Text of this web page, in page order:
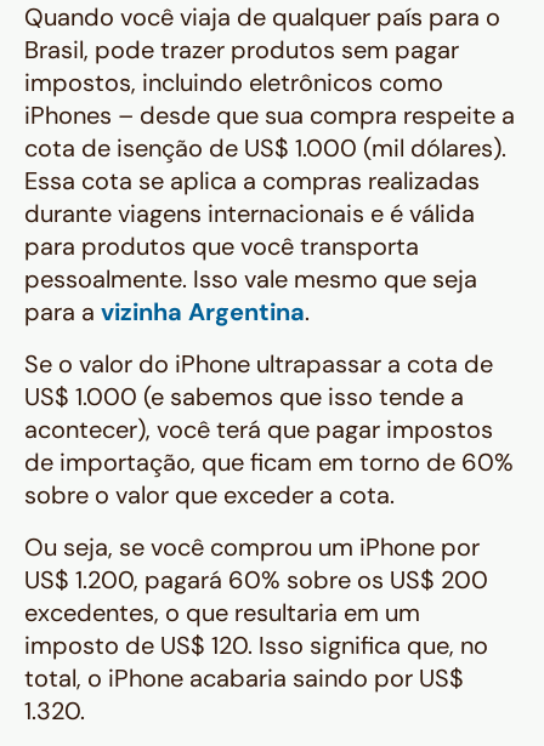
Quando você viaja de qualquer país para o
Brasil, pode trazer produtos sem pagar
impostos, incluindo eletrônicos como
iPhones – desde que sua compra respeite a
cota de isenção de US$ 1.000 (mil dólares).
Essa cota se aplica a compras realizadas
durante viagens internacionais e é válida
para produtos que você transporta
pessoalmente. Isso vale mesmo que seja
para a vizinha Argentina.
Se o valor do iPhone ultrapassar a cota de
US$ 1.000 (e sabemos que isso tende a
acontecer), você terá que pagar impostos
de importação, que ficam em torno de 60%
sobre o valor que exceder a cota.
Ou seja, se você comprou um iPhone por
US$ 1.200, pagará 60% sobre os US$ 200
excedentes, o que resultaria em um
imposto de US$ 120. Isso significa que, no
total, o iPhone acabaria saindo por US$
1.320.